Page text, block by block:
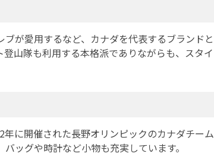
が愛用するなど、カナダを代表するブランドと
山隊も利用する本格派でありながらも、スタイ
に開催された長野オリンピックのカナダチーム
ッグや時計など小物も充実しています。